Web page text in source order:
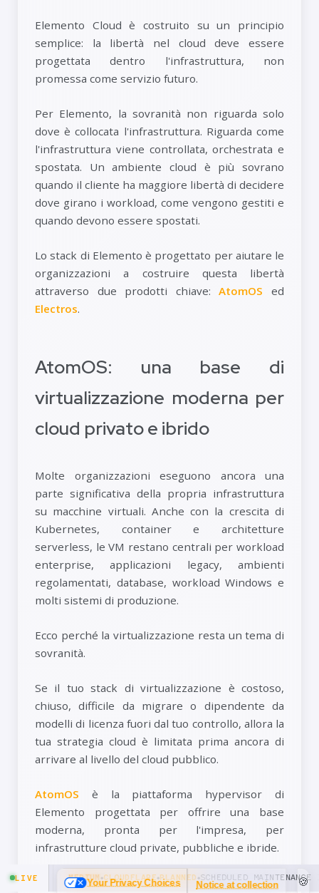
Elemento Cloud è costruito su un principio
semplice: la libertà nel cloud deve essere
progettata dentro l'infrastruttura, non
promessa come servizio futuro.
Per Elemento, la sovranità non riguarda solo
dove è collocata l'infrastruttura. Riguarda come
l'infrastruttura viene controllata, orchestrata e
spostata. Un ambiente cloud è più sovrano
quando il cliente ha maggiore libertà di decidere
dove girano i workload, come vengono gestiti e
quando devono essere spostati.
Lo stack di Elemento è progettato per aiutare le
organizzazioni a costruire questa libertà
attraverso due prodotti chiave:AtomOS ed
Electros.
AtomOS: una base di
virtualizzazione moderna per
cloud privato e ibrido
Molte organizzazioni eseguono ancora una
parte significativa della propria infrastruttura
su macchine virtuali. Anche con la crescita di
Kubernetes, container e architetture
serverless, le VM restano centrali per workload
enterprise, applicazioni legacy, ambienti
regolamentati, database, workload Windows e
molti sistemi di produzione.
Ecco perché la virtualizzazione resta un tema di
sovranità.
Se il tuo stack di virtualizzazione è costoso,
chiuso, difficile da migrare o dipendente da
modelli di licenza fuori dal tuo controllo, allora la
tua strategia cloud è limitata prima ancora di
arrivare al livello del cloud pubblico.
AtomOS è la piattaforma hypervisor di
Elemento progettata per offrire una base
moderna, pronta per l'impresa, per
infrastrutture cloud private, pubbliche e ibride.
Può aiutare le organizzazioni che vogliono:
Your Privacy Choices Notice at collection 🍪